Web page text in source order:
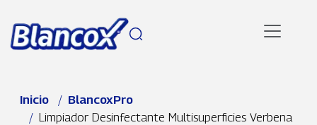
Ruta de navegación
Inicio
BlancoxPro
Limpiador Desinfectante Multisuperficies Verbena